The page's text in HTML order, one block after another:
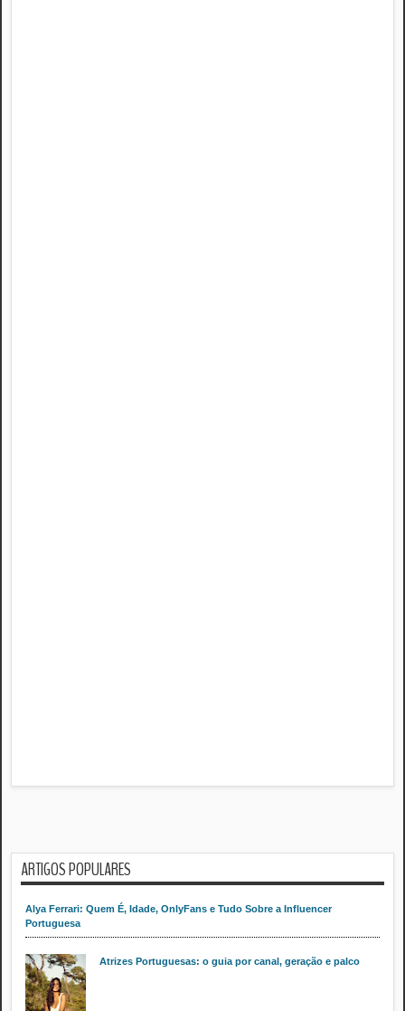
ARTIGOS POPULARES
Alya Ferrari: Quem É, Idade, OnlyFans e Tudo Sobre a Influencer
Portuguesa
Atrizes Portuguesas: o guia por canal, geração e palco